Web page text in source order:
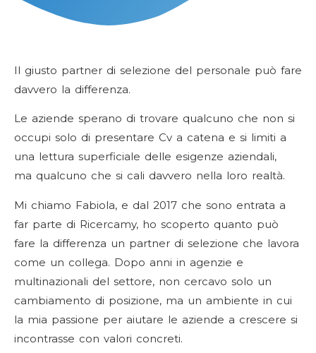
Il giusto partner di selezione del personale può fare
davvero la differenza.
Le aziende sperano di trovare qualcuno che non si
occupi solo di presentare Cv a catena e si limiti a
una lettura superficiale delle esigenze aziendali,
ma qualcuno che si cali davvero nella loro realtà.
Mi chiamo Fabiola, e dal 2017 che sono entrata a
far parte di Ricercamy, ho scoperto quanto può
fare la differenza un partner di selezione che lavora
come un collega. Dopo anni in agenzie e
multinazionali del settore, non cercavo solo un
cambiamento di posizione, ma un ambiente in cui
la mia passione per aiutare le aziende a crescere si
incontrasse con valori concreti.